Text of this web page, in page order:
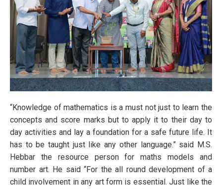
“Knowledge of mathematics is a must not just to learn the
concepts and score marks but to apply it to their day to
day activities and lay a foundation for a safe future life. It
has to be taught just like any other language.” said M.S.
Hebbar the resource person for maths models and
number art. He said “For the all round development of a
child involvement in any art form is essential. Just like the